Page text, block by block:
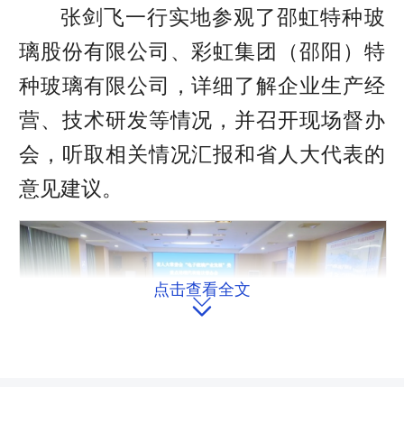
张剑飞一行实地参观了邵虹特种玻
璃股份有限公司、彩虹集团（邵阳）特
种玻璃有限公司，详细了解企业生产经
营、技术研发等情况，并召开现场督办
会，听取相关情况汇报和省人大代表的
意见建议。
点击查看全文
